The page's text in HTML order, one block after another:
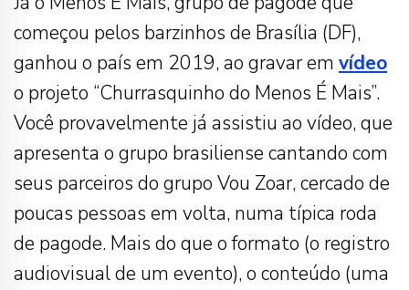
começou pelos barzinhos de Brasília (DF),
ganhou o país em 2019, ao gravar em vídeo
o projeto “Churrasquinho do Menos É Mais”.
Você provavelmente já assistiu ao vídeo, que
apresenta o grupo brasiliense cantando com
seus parceiros do grupo Vou Zoar, cercado de
poucas pessoas em volta, numa típica roda
de pagode. Mais do que o formato (o registro
audiovisual de um evento), o conteúdo (uma